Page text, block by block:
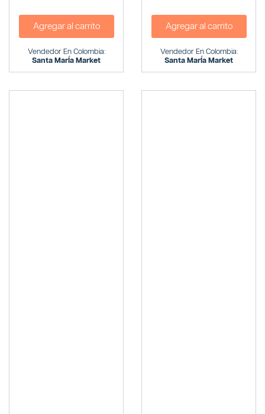
Agregar al carrito
Vendedor En Colombia:
Santa MarÍa Market
Agregar al carrito
Vendedor En Colombia:
Santa MarÍa Market